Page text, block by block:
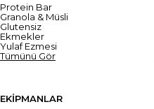
Protein Bar
Granola & Müsli
Glutensiz
Ekmekler
Yulaf Ezmesi
Tümünü Gör
EKİPMANLAR